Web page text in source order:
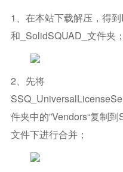
1、在本站下载解压，得
和_SolidSQUAD_文件夹；
2、先将
件夹中的”Vendors“复制
文件下进行合并；